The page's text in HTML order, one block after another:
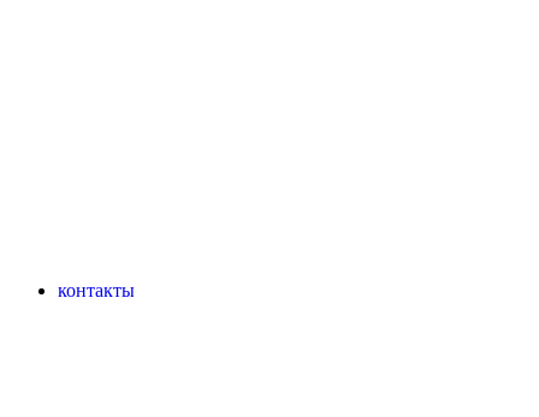
контакты